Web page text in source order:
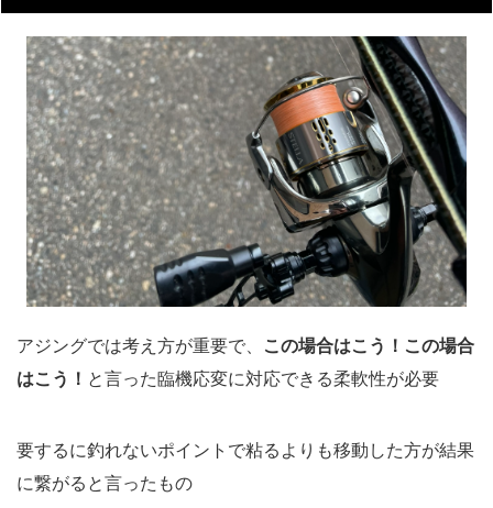
アジングでは考え方が重要で、 この場合はこう！この場合
はこう！ と言った臨機応変に対応できる柔軟性が必要
要するに釣れないポイントで粘るよりも移動した方が結果
に繋がると言ったもの